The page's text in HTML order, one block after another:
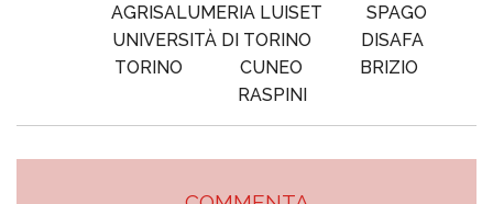
AGRISALUMERIA LUISET
SPAGO
UNIVERSITÀ DI TORINO
DISAFA
TORINO
CUNEO
BRIZIO
RASPINI